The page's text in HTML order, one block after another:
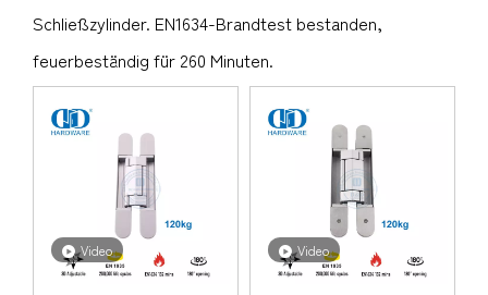
Schließzylinder. EN1634-Brandtest bestanden,
feuerbeständig für 260 Minuten.
Video Video